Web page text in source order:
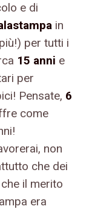
e di
in
per tutti i
15 anni e
per
Pensate, 6
come
non
che dei
il merito
era